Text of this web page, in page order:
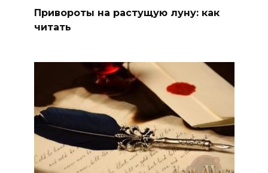
Привороты на растущую луну: как
читать